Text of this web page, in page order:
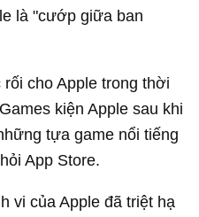
là "cướp giữa ban
cho Apple trong thời
kiện Apple sau khi
tựa game nổi tiếng
App Store.
vi của Apple đã triệt hạ